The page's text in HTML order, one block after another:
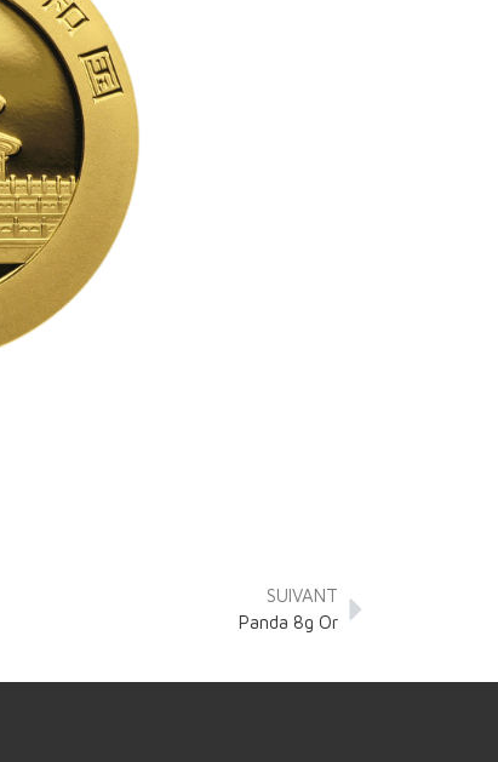
SUIVANT
Panda 8g Or